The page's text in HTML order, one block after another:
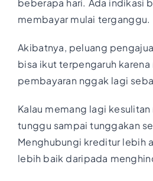
membayar mulai terganggu.
Akibatnya, peluang
bisa ikut terpengaruh karena
pembayaran nggak lagi
Kalau memang lagi
tunggu sampai tunggakan
Menghubungi kreditur lebih
lebih baik daripada